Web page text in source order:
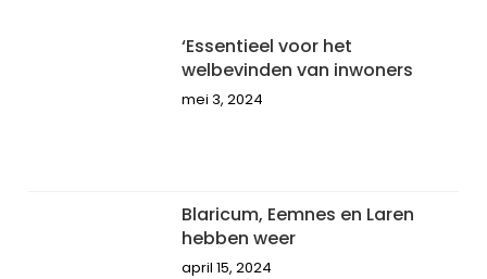
‘Essentieel voor het
welbevinden van inwoners
mei 3, 2024
Blaricum, Eemnes en Laren
hebben weer
april 15, 2024